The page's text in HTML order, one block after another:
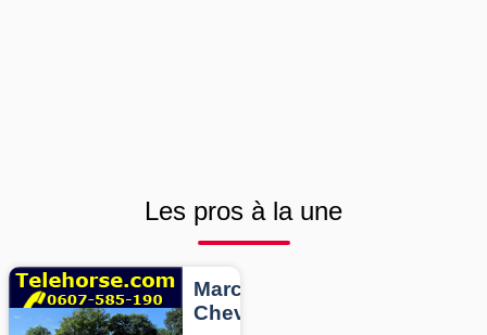
Les pros à la une
Marcheurs
Chevaux